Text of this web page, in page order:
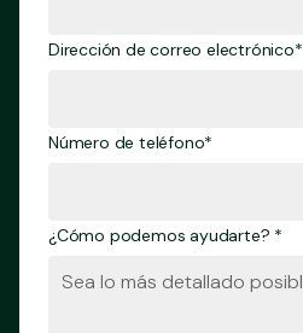
Dirección de correo electrónico*
Número de teléfono*
¿Cómo podemos ayudarte? *